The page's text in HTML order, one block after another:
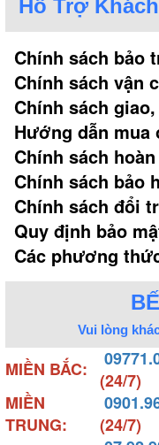
Đây là sự lựa chọn
Hỗ Trợ
Chính sách
Chính sách vận
Chính sách
Hướng dẫn
Chính sách
Chính sách
Chính sách đổi
Quy định bảo
Các phương
Vui lòng
MIỀN BẮC: (24/7)
MIỀN
TRUNG:
(24/7)